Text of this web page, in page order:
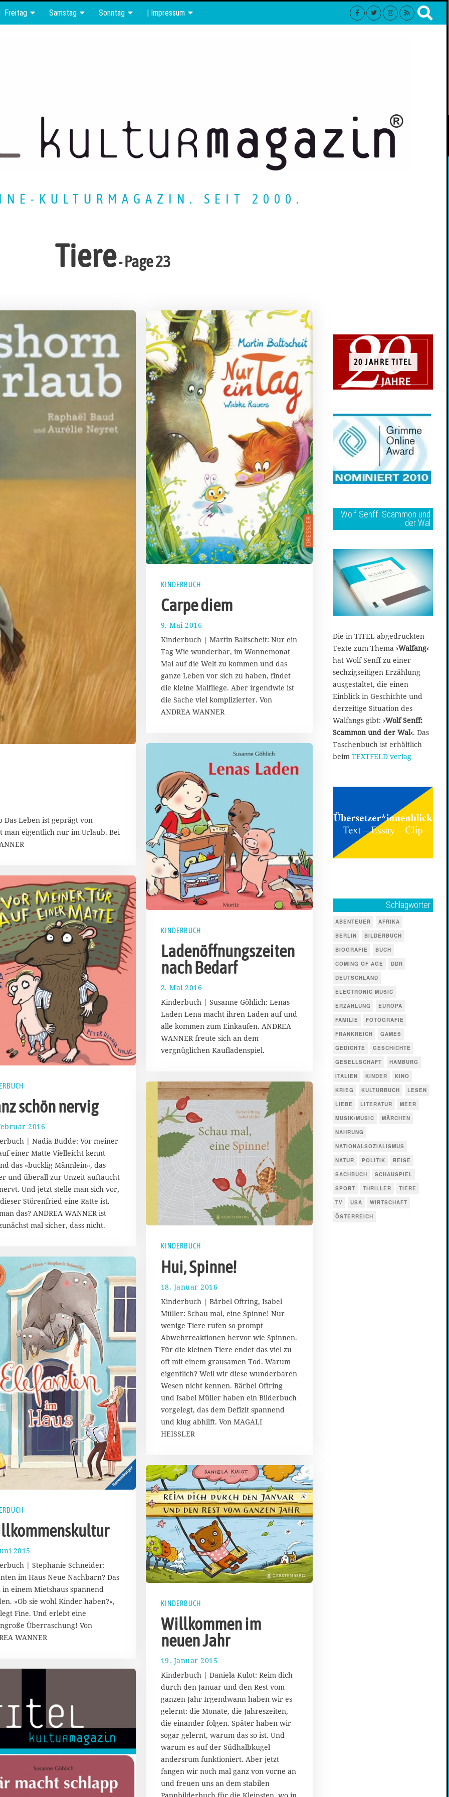
Freitag Samstag Sonntag | Impressum
KULTURMAGAZIN. SEIT 2000.
Tiere- Page 23
Leben ist geprägt von
man eigentlich nur im Urlaub. Bei
KINDERBUCH
Carpe diem
9. Mai 2016
7
A
u
g
u
t
2
7
Kinderbuch | Martin Baltscheit: Nur ein
Tag Wie wunderbar, im Wonnemonat
Mai auf die Welt zu kommen und das
ganze Leben vor sich zu haben, findet
die kleine Maifliege. Aber irgendwie ist
die Sache viel komplizierter. Von
ANDREA WANNER
KINDERBUCH
Ladenöffnungszeiten
nach Bedarf
2. Mai 2016
7
A
u
g
u
0
1
Kinderbuch | Susanne Göhlich: Lenas
Laden Lena macht ihren Laden auf und
alle kommen zum Einkaufen. ANDREA
WANNER freute sich an dem
vergnüglichen Kaufladenspiel.
schön nervig
2016
7
.
A
u
g
u
s
t
2
0
| Nadia Budde: Vor meiner
einer Matte Vielleicht kennt
das »bucklig Männlein«, das
und überall zur Unzeit auftaucht
Und jetzt stelle man sich vor,
Störenfried eine Ratte ist.
das? ANDREA WANNER ist
mal sicher, dass nicht.
KINDERBUCH
Hui, Spinne!
18. Januar 2016
7
.
A
u
g
u
t
2
0
1
7
Kinderbuch | Bärbel Oftring, Isabel
Müller: Schau mal, eine Spinne! Nur
wenige Tiere rufen so prompt
Abwehrreaktionen hervor wie Spinnen.
Für die kleinen Tiere endet das viel zu
oft mit einem grausamen Tod. Warum
eigentlich? Weil wir diese wunderbaren
Wesen nicht kennen. Bärbel Oftring
und Isabel Müller haben ein Bilderbuch
vorgelegt, das dem Defizit spannend
und klug abhilft. Von MAGALI
HEISSLER
2015
.
A
u
g
u
s
t
2
7
| Stephanie Schneider:
im Haus Neue Nachbarn? Das
in einem Mietshaus spannend
»Ob sie wohl Kinder haben?«,
Fine. Und erlebt eine
Überraschung! Von
WANNER
KINDERBUCH
Willkommen im
neuen Jahr
19. Januar 2015
.
A
u
g
u
s
t
2
0
1
7
Kinderbuch | Daniela Kulot: Reim dich
durch den Januar und den Rest vom
ganzen Jahr Irgendwann haben wir es
gelernt: die Monate, die Jahreszeiten,
die einander folgen. Später haben wir
sogar gelernt, warum das so ist. Und
warum es auf der Südhalbkugel
andersrum funktioniert. Aber jetzt
fangen wir noch mal ganz von vorne an
und freuen uns an dem stabilen
20 JAHRE TITEL
Wolf Senff: Scammon und
der Wal
Die in TITEL abgedruckten
Texte zum Thema ›Walfang‹
hat Wolf Senff zu einer
sechzigseitigen Erzählung
ausgestaltet, die einen
Einblick in Geschichte und
derzeitige Situation des
Walfangs gibt: ›Wolf Senff:
Scammon und der Wal‹. Das
Taschenbuch ist erhältlich
beim TEXTFELD verlag
Schlagwörter
ABENTEUER
AFRIKA
BERLIN
BILDERBUCH
BIOGRAFIE
BUCH
COMING OF AGE
DDR
DEUTSCHLAND
ELECTRONIC MUSIC
ERZÄHLUNG
EUROPA
FAMILIE
FOTOGRAFIE
FRANKREICH
GAMES
GEDICHTE
GESCHICHTE
GESELLSCHAFT
HAMBURG
ITALIEN
KINDER
KINO
KRIEG
KULTURBUCH
LESEN
LIEBE
LITERATUR
MEER
MUSIK/MUSIC
MÄRCHEN
NAHRUNG
NATIONALSOZIALISMUS
NATUR
POLITIK
REISE
SACHBUCH
SCHAUSPIEL
SPORT
THRILLER
TIERE
TV
USA
WIRTSCHAFT
ÖSTERREICH